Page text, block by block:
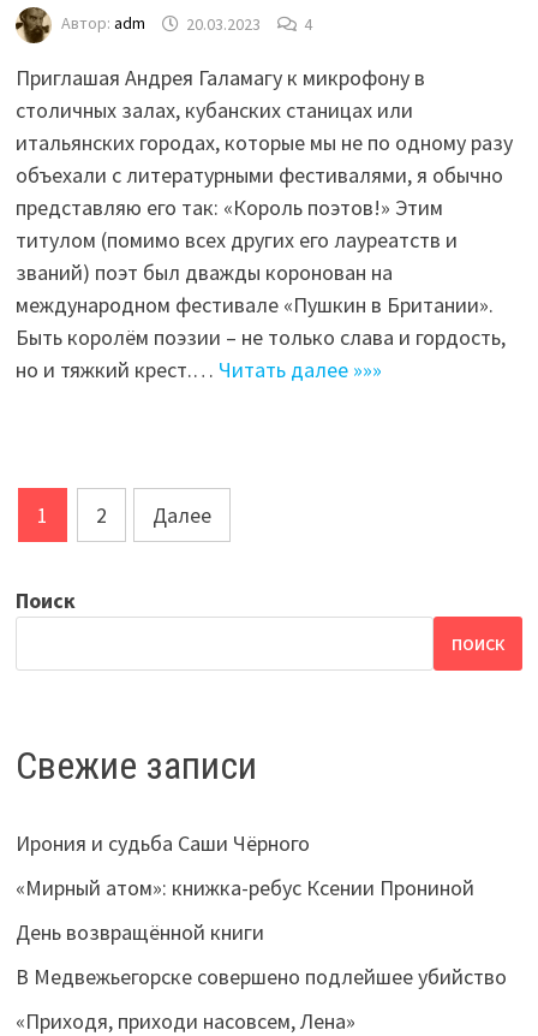
Автор: adm 20.03.2023 4
Приглашая Андрея Галамагу к микрофону в
столичных залах, кубанских станицах или
итальянских городах, которые мы не по одному разу
объехали с литературными фестивалями, я обычно
представляю его так: «Король поэтов!» Этим
титулом (помимо всех других его лауреатств и
званий) поэт был дважды коронован на
международном фестивале «Пушкин в Британии».
Быть королём поэзии – не только слава и гордость,
но и тяжкий крест.… Читать далее »»»
Навигация
по
записям
1 2 Далее
Поиск
ПОИСК
Свежие записи
Ирония и судьба Саши Чёрного
«Мирный атом»: книжка-ребус Ксении Прониной
День возвращённой книги
В Медвежьегорске совершено подлейшее убийство
«Приходя, приходи насовсем, Лена»